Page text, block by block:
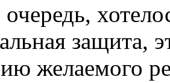
защита,
желаемого